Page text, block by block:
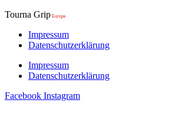
Tourna Grip Europe
Impressum
Datenschutzerklärung
Impressum
Datenschutzerklärung
Facebook Instagram